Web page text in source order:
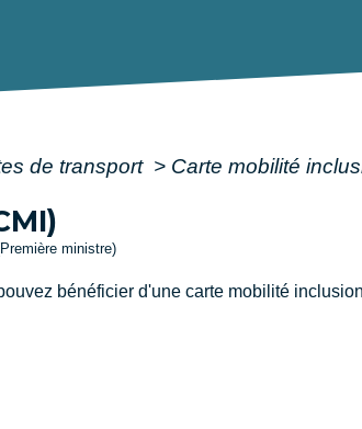
de transport > Carte mobilité
ministre)
bénéficier d'une carte mobilité